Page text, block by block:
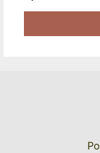
Pawła II Do
Naklejek +